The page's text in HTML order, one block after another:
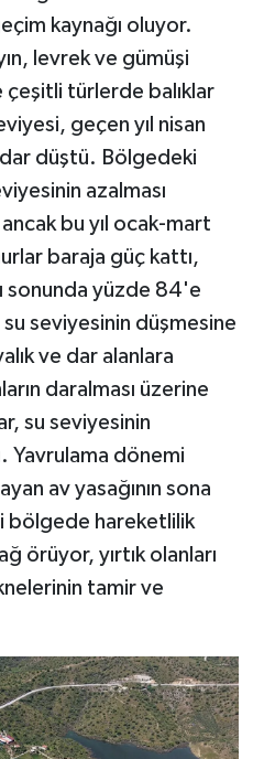
kaynağı oluyor.
levrek ve gümüşi
çeşitli türlerde balıklar
geçen yıl nisan
düştü. Bölgedeki
azalması
bu yıl ocak-mart
baraja güç kattı,
sonunda yüzde 84'e
seviyesinin düşmesine
ve dar alanlara
daralması üzerine
su seviyesinin
Yavrulama dönemi
av yasağının sona
bölgede hareketlilik
örüyor, yırtık olanları
tamir ve